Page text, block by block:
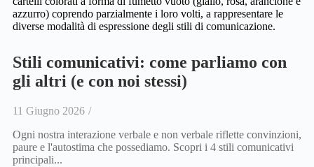
Stili comunicativi: come parliamo con
gli altri (e con noi stessi)
11 Giugno 2026 /
Ogni nostra interazione verbale e non verbale riflette convinzioni,
paure e l'autostima che possediamo. Scopri i 4 stili comunicativi
principali...